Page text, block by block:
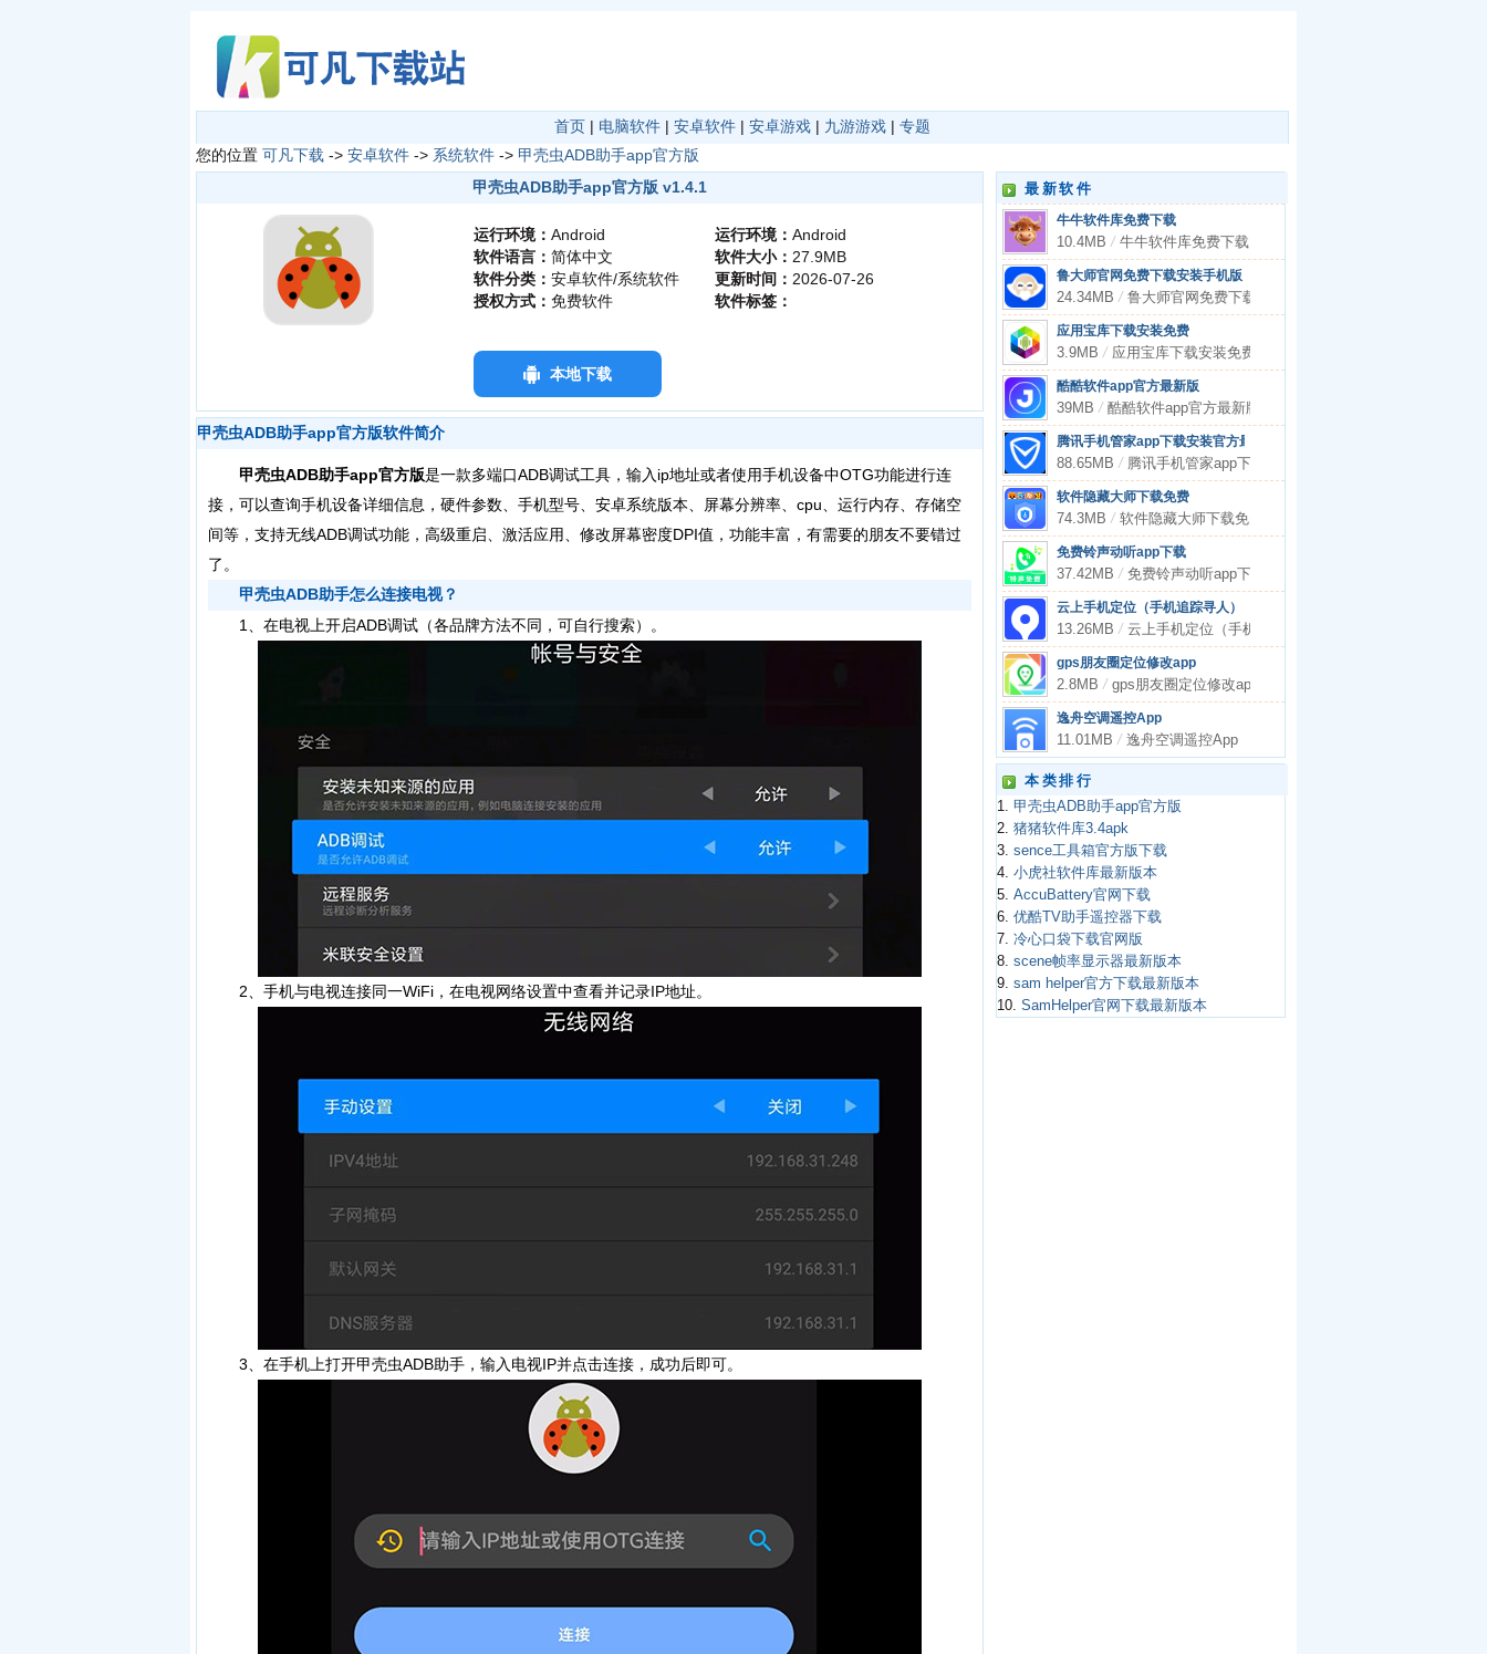
首页 | 电脑软件 | 安卓软件 | 安卓游戏 | 九游游戏 | 专题
您的位置 可凡下载 -> 安卓软件 -> 系统软件 -> 甲壳虫ADB助手app官方版
甲壳虫ADB助手app官方版 v1.4.1
运行环境： Android
软件语言： 简体中文
软件分类： 安卓软件/系统软件
授权方式： 免费软件
运行环境： Android
软件大小： 27.9MB
更新时间： 2026-07-26
软件标签：
本地下载
甲壳虫ADB助手app官方版软件简介
甲壳虫ADB助手app官方版是一款多端口ADB调试工具，输入ip地址或者使用手机设备中OTG功能进行连
接，可以查询手机设备详细信息，硬件参数、手机型号、安卓系统版本、屏幕分辨率、cpu、运行内存、存储空
间等，支持无线ADB调试功能，高级重启、激活应用、修改屏幕密度DPI值，功能丰富，有需要的朋友不要错过
了。
甲壳虫ADB助手怎么连接电视？
1、在电视上开启ADB调试（各品牌方法不同，可自行搜索）。
2、手机与电视连接同一WiFi，在电视网络设置中查看并记录IP地址。
3、在手机上打开甲壳虫ADB助手，输入电视IP并点击连接，成功后即可。
最新软件
牛牛软件库免费下载
10.4MB/ 牛牛软件库免费下载
鲁大师官网免费下载安装手机版
24.34MB/ 鲁大师官网免费下载安装手机版
应用宝库下载安装免费
3.9MB/ 应用宝库下载安装免费
酷酷软件app官方最新版
39MB/ 酷酷软件app官方最新版
腾讯手机管家app下载安装官方最新版
88.65MB/ 腾讯手机管家app下载安装官方最新版
软件隐藏大师下载免费
74.3MB/ 软件隐藏大师下载免费
免费铃声动听app下载
37.42MB/ 免费铃声动听app下载
云上手机定位（手机追踪寻人）
13.26MB/ 云上手机定位（手机追踪寻人）
gps朋友圈定位修改app
2.8MB/ gps朋友圈定位修改app
逸舟空调遥控App
11.01MB/ 逸舟空调遥控App
本类排行
1. 甲壳虫ADB助手app官方版
2. 猪猪软件库3.4apk
3. sence工具箱官方版下载
4. 小虎社软件库最新版本
5. AccuBattery官网下载
6. 优酷TV助手遥控器下载
7. 冷心口袋下载官网版
8. scene帧率显示器最新版本
9. sam helper官方下载最新版本
10. SamHelper官网下载最新版本